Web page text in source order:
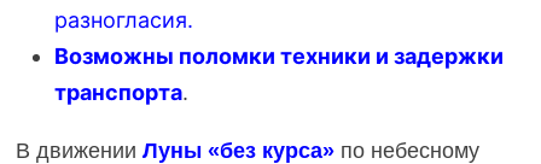
разногласия.
Возможны поломки техники и задержки
транспорта.
В движении Луны «без курса»по небесному